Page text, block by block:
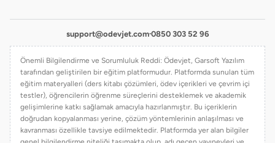
support@odevjet.com·0850 303 52 96
Önemli Bilgilendirme ve Sorumluluk Reddi: Ödevjet, Garsoft Yazılım
tarafından geliştirilen bir eğitim platformudur. Platformda sunulan tüm
eğitim materyalleri (ders kitabı çözümleri, ödev içerikleri ve çevrim içi
testler), öğrencilerin öğrenme süreçlerini desteklemek ve akademik
gelişimlerine katkı sağlamak amacıyla hazırlanmıştır. Bu içeriklerin
doğrudan kopyalanması yerine, çözüm yöntemlerinin anlaşılması ve
kavranması özellikle tavsiye edilmektedir. Platformda yer alan bilgiler